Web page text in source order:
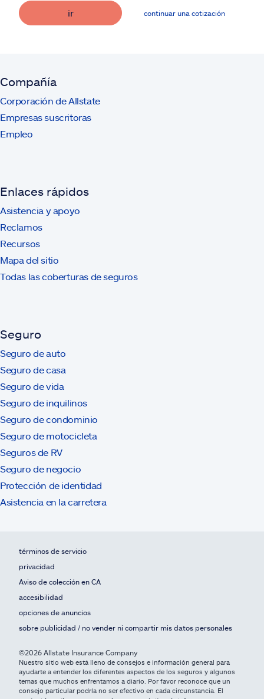
ir continuar una cotización
Compañía
Corporación de Allstate
Empresas suscritoras
Empleo
Enlaces rápidos
Asistencia y apoyo
Reclamos
Recursos
Mapa del sitio
Todas las coberturas de seguros
Seguro
Seguro de auto
Seguro de casa
Seguro de vida
Seguro de inquilinos
Seguro de condominio
Seguro de motocicleta
Seguros de RV
Seguro de negocio
Protección de identidad
Asistencia en la carretera
términos de servicio
privacidad
Aviso de colección en CA
accesibilidad
opciones de anuncios
sobre publicidad / no vender ni compartir mis datos personales
©2026 Allstate Insurance Company
Nuestro sitio web está lleno de consejos e información general para
ayudarte a entender los diferentes aspectos de los seguros y algunos
temas que muchos enfrentamos a diario. Por favor reconoce que un
consejo particular podría no ser efectivo en cada circunstancia. El